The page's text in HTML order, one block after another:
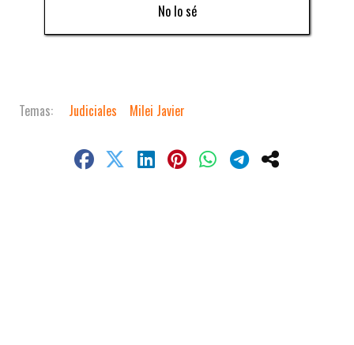
No lo sé
Judiciales Milei Javier